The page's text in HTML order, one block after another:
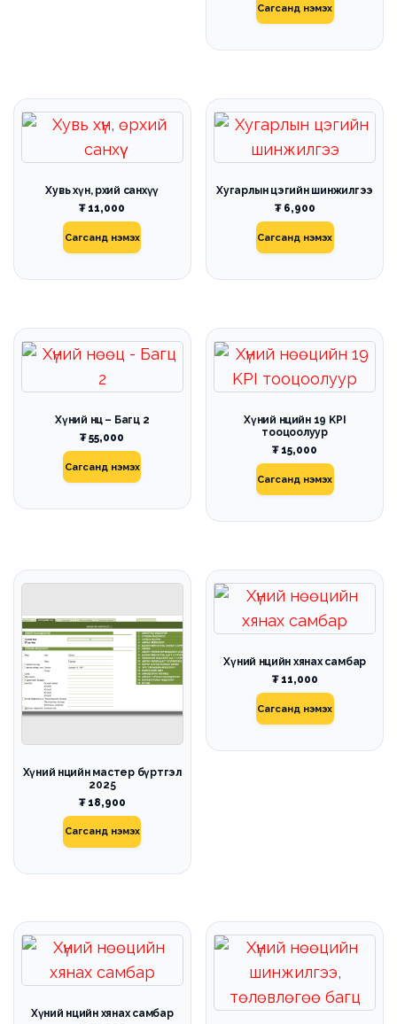
Сагсанд нэмэх
Хувь хүн, өрхий санхүү
₮11,000
Сагсанд нэмэх
Хугарлын цэгийн шинжилгээ
₮6,900
Сагсанд нэмэх
Хүний нөөц – Багц 2
₮55,000
Сагсанд нэмэх
Хүний нөөцийн 19 KPI
тооцоолуур
₮15,000
Сагсанд нэмэх
Хүний нөөцийн мастер бүртгэл
2025
₮18,900
Сагсанд нэмэх
Хүний нөөцийн хянах самбар
₮11,000
Сагсанд нэмэх
Хүний нөөцийн хянах самбар